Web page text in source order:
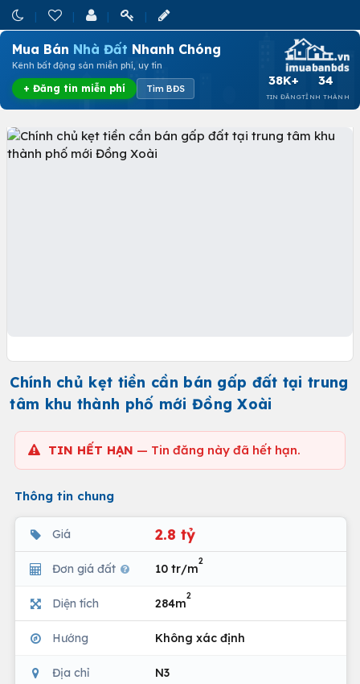
Mua Bán Nhà Đất Nhanh Chóng
Kênh bất động sản miễn phí, uy tín
+ Đăng tin miễn phí Tìm BĐS
38K+
TIN ĐĂNG
34
TỈNH THÀNH
Chính chủ kẹt tiền cần bán gấp đất tại trung
tâm khu thành phố mới Đồng Xoài
TIN HẾT HẠN — Tin đăng này đã hết hạn.
Thông tin chung
Giá 2.8 tỷ
Đơn giá đất 10 tr/m
2
Diện tích 284m
2
Hướng Không xác định
Địa chỉ N3